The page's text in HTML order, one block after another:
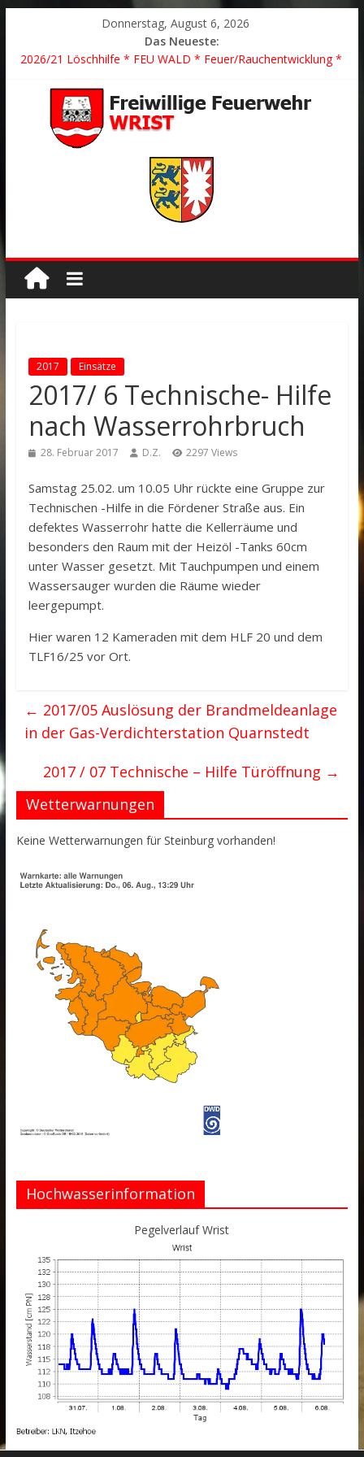
Donnerstag, August 6, 2026
Das Neueste:
2026/21 Löschhilfe * FEU WALD * Feuer/Rauchentwicklung *
2026/24 * TH G Y * PKW überschlagen *
2026/23 TH K Y * Person in festsitzendem Aufzug *
2026/22 TH Y * VU * 1 Person klemmt * Hingstheide
Der schönste Einsatz des Jahres 2026
2017 Einsätze
2017/ 6 Technische- Hilfe
nach Wasserrohrbruch
28. Februar 2017 D.Z. 2297 Views
Samstag 25.02. um 10.05 Uhr rückte eine Gruppe zur
Technischen -Hilfe in die Fördener Straße aus. Ein
defektes Wasserrohr hatte die Kellerräume und
besonders den Raum mit der Heizöl -Tanks 60cm
unter Wasser gesetzt. Mit Tauchpumpen und einem
Wassersauger wurden die Räume wieder
leergepumpt.
Hier waren 12 Kameraden mit dem HLF 20 und dem
TLF16/25 vor Ort.
← 2017/05 Auslösung der Brandmeldeanlage
in der Gas-Verdichterstation Quarnstedt
2017 / 07 Technische – Hilfe Türöffnung →
Wetterwarnungen
Keine Wetterwarnungen für Steinburg vorhanden!
Hochwasserinformation
Pegelverlauf Wrist